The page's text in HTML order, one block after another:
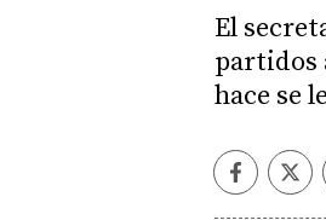
El
partidos
hace se